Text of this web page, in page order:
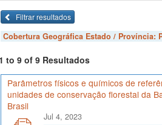
Filtrar resultados
Cobertura Geográfica Estado / Província:
to 9 of 9 Resultados
Parâmetros físicos e químicos de
unidades de conservação florestal da
Brasil
Jul 4, 2023